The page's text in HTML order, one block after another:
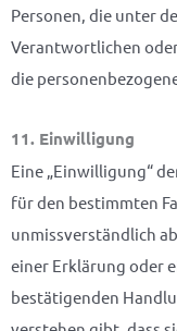
Personen, die unter
Verantwortlichen
die
11. Einwilligung
Eine „Einwilligung“
für den bestimmten
unmissverständlich
einer Erklärung oder
bestätigenden